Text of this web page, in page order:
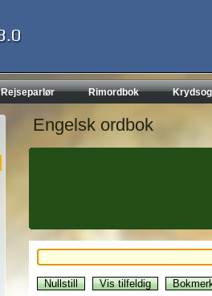
Rejseparlør Rimordbok
Engelsk ordbok